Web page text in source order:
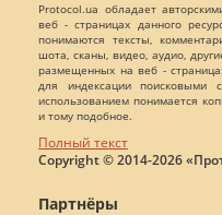
Protocol.ua обладает
веб - страницах данного
понимаются тексты,
шота, сканы, видео, аудио,
размещенных на веб -
для индексации поисковыми
использованием понимается
и тому подобное.
Полный текст
Copyright © 2014-2026
Партнёры